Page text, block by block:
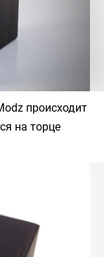
происходит
на торце